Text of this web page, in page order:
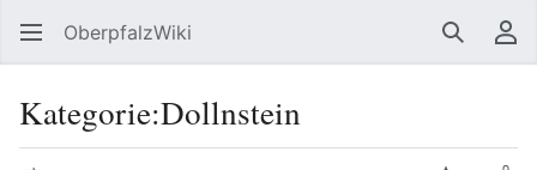
OberpfalzWiki Suchen
Kategorie:Dollnstein